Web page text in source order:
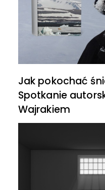
Jak pokochać
Spotkanie
Wajrakiem